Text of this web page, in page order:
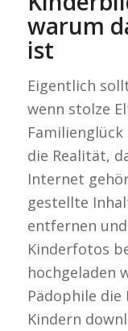
warum
ist
Eigentlich
wenn stolze
die Realität,
Internet
gestellte
entfernen
Kinderfotos
hochgeladen
Pädophile
Kindern